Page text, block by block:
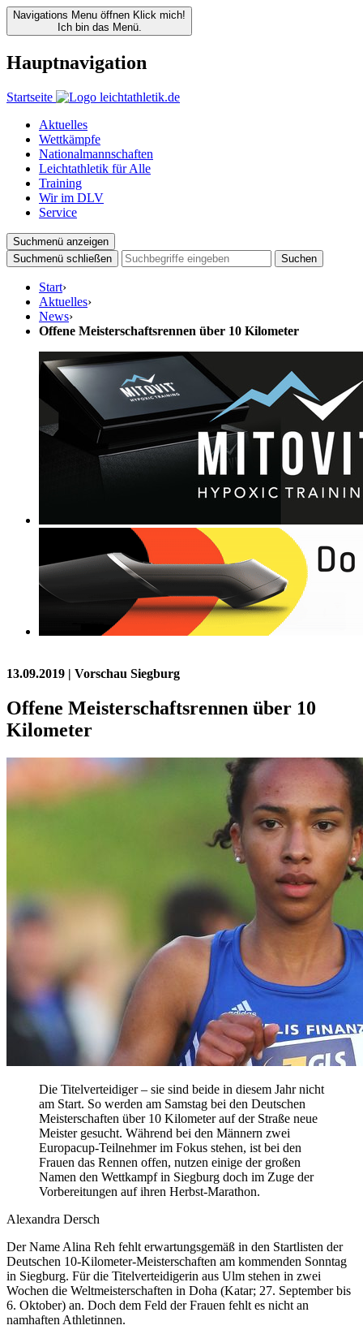
Navigations Menu öffnen Klick mich!
Ich bin das Menü.
Hauptnavigation
Startseite
Aktuelles
Wettkämpfe
Nationalmannschaften
Leichtathletik für Alle
Training
Wir im DLV
Service
Suchmenü anzeigen
Suchmenü schließen
Suchen
Start›
Aktuelles›
News›
Offene Meisterschaftsrennen über 10 Kilometer
13.09.2019 | Vorschau Siegburg
Offene Meisterschaftsrennen über 10
Kilometer
Die Titelverteidiger – sie sind beide in diesem Jahr nicht
am Start. So werden am Samstag bei den Deutschen
Meisterschaften über 10 Kilometer auf der Straße neue
Meister gesucht. Während bei den Männern zwei
Europacup-Teilnehmer im Fokus stehen, ist bei den
Frauen das Rennen offen, nutzen einige der großen
Namen den Wettkampf in Siegburg doch im Zuge der
Vorbereitungen auf ihren Herbst-Marathon.
Alexandra Dersch
Der Name Alina Reh fehlt erwartungsgemäß in den Startlisten der
Deutschen 10-Kilometer-Meisterschaften am kommenden Sonntag
in Siegburg. Für die Titelverteidigerin aus Ulm stehen in zwei
Wochen die Weltmeisterschaften in Doha (Katar; 27. September bis
6. Oktober) an. Doch dem Feld der Frauen fehlt es nicht an
namhaften Athletinnen.